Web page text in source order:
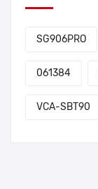
SG906PRO
061384
VCA-SBT90